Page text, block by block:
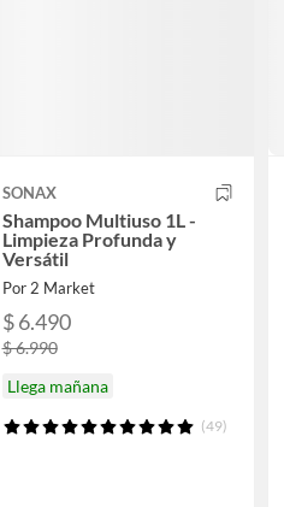
SONAX
Shampoo Multiuso 1L -
Limpieza Profunda y
Versátil
Por 2 Market
$ 6.490
$ 6.990
Llega mañana
(49)